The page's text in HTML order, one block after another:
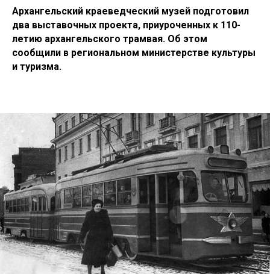
Архангельский краеведческий музей подготовил
два выставочных проекта, приуроченных к 110-
летию архангельского трамвая. Об этом
сообщили в региональном министерстве культуры
и туризма.